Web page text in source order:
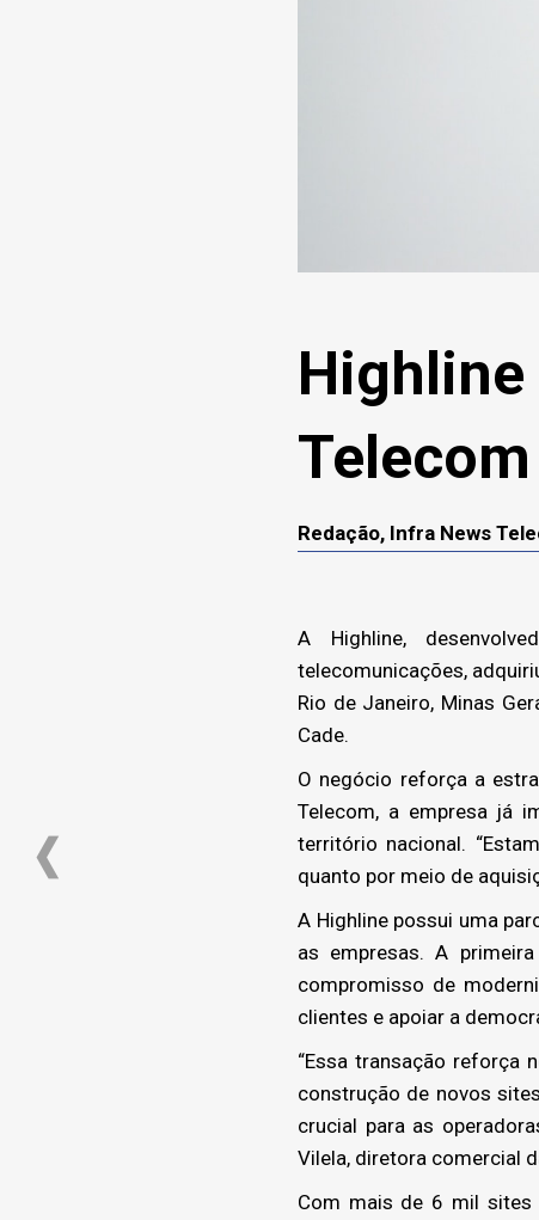
Telecom
Redação, Infra News
A Highline,
telecomunicações,
Rio de Janeiro, Minas
Cade.
O negócio reforça a
Telecom, a empresa já
território nacional.
quanto por meio de
A Highline possui uma
as empresas. A
compromisso de
clientes e apoiar a
“Essa transação reforça
construção de novos
crucial para as
Vilela, diretora comercial
Com mais de 6 mil sites